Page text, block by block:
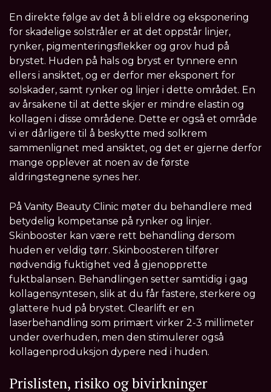
En direkte følge av det å bli eldre og eksponering
for skadelige solstråler er at det oppstår linjer,
rynker, pigmenteringsflekker og grov hud på
brystet. Huden på hals og bryst er tynnere enn
ellers i ansiktet, og er derfor mer eksponert for
solskader, samt rynker og linjer i dette området. En
av årsakene til at dette skjer er mindre elastin og
kollagen i disse områdene. Dette er også et område
vi er dårligere til å beskytte med solkrem
sammenlignet med ansiktet, og det er gjerne derfor
mange opplever at noen av de første
aldringstegnene synes her.
På Vanity Beauty Clinic møter du behandlere med
betydelig kompetanse på rynker og linjer.
Skinbooster kan være rett behandling dersom
huden er veldig tørr. Skinboosteren tilfører
nødvendig fuktighet ved å gjenopprette
fuktbalansen. Behandlingen setter samtidig i gag
kollagensyntesen, slik at du får fastere, sterkere og
glattere hud på brystet. Clearlift er en
laserbehandling som primært virker 2-3 millimeter
under overhuden, men den stimulerer også
kollagenproduksjon dypere ned i huden.
Prislisten, risiko og bivirkninger